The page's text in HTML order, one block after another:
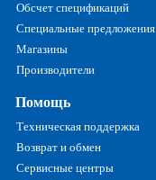
Обсчет спецификаций
Специальные предложения
Магазины
Производители
Помощь
Техническая поддержка
Возврат и обмен
Сервисные центры